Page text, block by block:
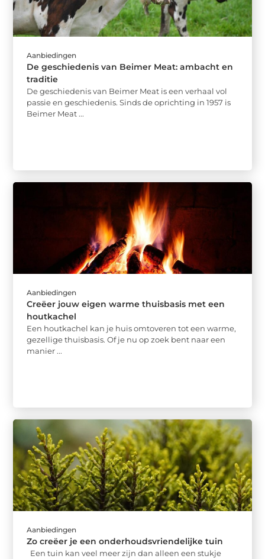
Aanbiedingen
De geschiedenis van Beimer Meat: ambacht en
traditie
De geschiedenis van Beimer Meat is een verhaal vol
passie en geschiedenis. Sinds de oprichting in 1957 is
Beimer Meat ...
Aanbiedingen
Creëer jouw eigen warme thuisbasis met een
houtkachel
Een houtkachel kan je huis omtoveren tot een warme,
gezellige thuisbasis. Of je nu op zoek bent naar een
manier ...
Aanbiedingen
Zo creëer je een onderhoudsvriendelijke tuin
Een tuin kan veel meer zijn dan alleen een stukje